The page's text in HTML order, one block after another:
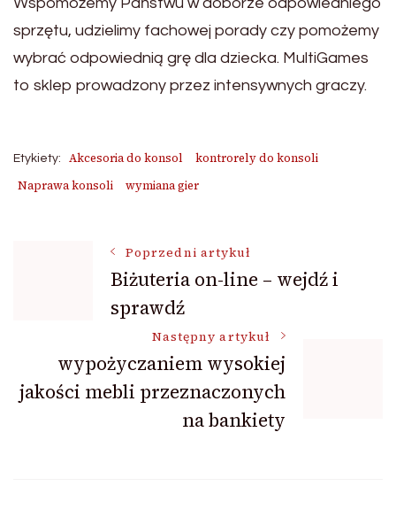
sprzętu, udzielimy fachowej porady czy pomożemy
wybrać odpowiednią grę dla dziecka. MultiGames
to sklep prowadzony przez intensywnych graczy.
Etykiety: Akcesoria do konsol
kontrorely do konsoli
Naprawa konsoli
wymiana gier
Nawigacja
wpisu
Poprzedni artykuł
Biżuteria on-line – wejdź i
sprawdź
Następny artykuł
wypożyczaniem wysokiej
jakości mebli przeznaczonych
na bankiety